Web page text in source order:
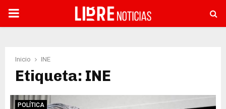
PRIMARY
Inicio INE
Etiqueta: INE
POLÍTICA